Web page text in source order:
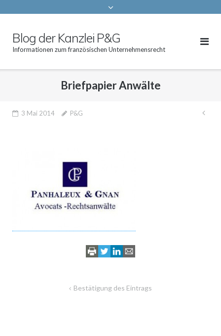
Blog der Kanzlei P&G
Informationen zum französischen Unternehmensrecht
Briefpapier Anwälte
3 Mai 2014 P&G
BeitragsnavigationBestätigung des Eintrags